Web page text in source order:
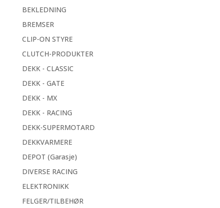
BEKLEDNING
BREMSER
CLIP-ON STYRE
CLUTCH-PRODUKTER
DEKK - CLASSIC
DEKK - GATE
DEKK - MX
DEKK - RACING
DEKK-SUPERMOTARD
DEKKVARMERE
DEPOT (Garasje)
DIVERSE RACING
ELEKTRONIKK
FELGER/TILBEHØR